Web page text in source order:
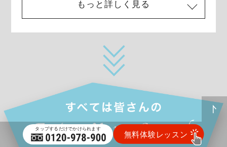
もっと詳しく見る